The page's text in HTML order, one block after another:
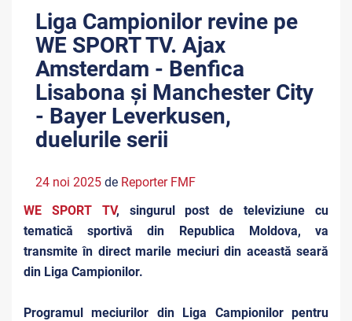
Liga Campionilor revine pe
WE SPORT TV. Ajax
Amsterdam - Benfica
Lisabona și Manchester City
- Bayer Leverkusen,
duelurile serii
24 noi 2025 de Reporter FMF
WE SPORT TV, singurul post de televiziune cu
tematică sportivă din Republica Moldova, va
transmite în direct marile meciuri din această seară
din Liga Campionilor.
Programul meciurilor din Liga Campionilor pentru